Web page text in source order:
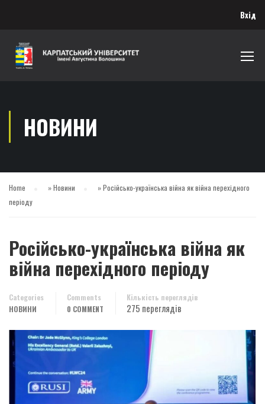
Вхід
НОВИНИ
Home »Новини »Російсько-українська війна як війна перехідного
періоду
Російсько-українська війна як
війна перехідного періоду
Categories
НОВИНИ
Comments
0 COMMENT
Кількість переглядів
275 переглядів